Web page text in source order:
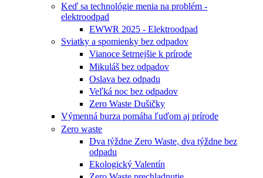
Keď sa technológie menia na problém -
elektroodpad
EWWR 2025 - Elektroodpad
Sviatky a spomienky bez odpadov
Vianoce šetrnejšie k prírode
Mikuláš bez odpadov
Oslava bez odpadu
Veľká noc bez odpadov
Zero Waste Dušičky
Výmenná burza pomáha ľuďom aj prírode
Zero waste
Dva týždne Zero Waste, dva týždne bez
odpadu
Ekologický Valentín